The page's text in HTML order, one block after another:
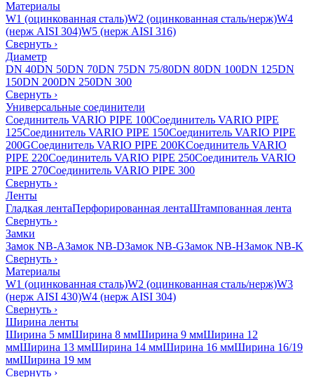
Материалы
W1 (оцинкованная сталь)W2 (оцинкованная сталь/нерж)W4
(нерж AISI 304)W5 (нерж AISI 316)
Свернуть ›
Диаметр
DN 40DN 50DN 70DN 75DN 75/80DN 80DN 100DN 125DN
150DN 200DN 250DN 300
Свернуть ›
Универсальные соединители
Соединитель VARIO PIPE 100Соединитель VARIO PIPE
125Соединитель VARIO PIPE 150Соединитель VARIO PIPE
200GСоединитель VARIO PIPE 200KСоединитель VARIO
PIPE 220Соединитель VARIO PIPE 250Соединитель VARIO
PIPE 270Соединитель VARIO PIPE 300
Свернуть ›
Ленты
Гладкая лентаПерфорированная лентаШтампованная лента
Свернуть ›
Замки
Замок NB-AЗамок NB-DЗамок NB-GЗамок NB-HЗамок NB-K
Свернуть ›
Материалы
W1 (оцинкованная сталь)W2 (оцинкованная сталь/нерж)W3
(нерж AISI 430)W4 (нерж AISI 304)
Свернуть ›
Ширина ленты
Ширина 5 ммШирина 8 ммШирина 9 ммШирина 12
ммШирина 13 ммШирина 14 ммШирина 16 ммШирина 16/19
ммШирина 19 мм
Свернуть ›